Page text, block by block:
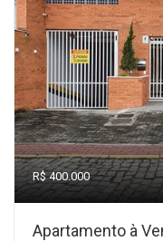
R$ 400.000
Apartamento à